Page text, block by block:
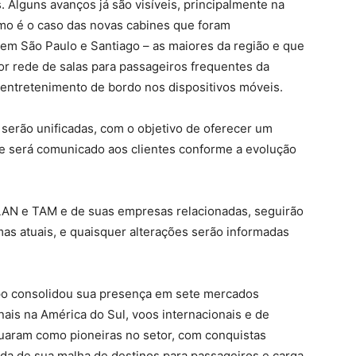
avanços já são visíveis, principalmente na
é o caso das novas cabines que foram
São Paulo e Santiago – as maiores da região e que
rede de salas para passageiros frequentes da
de bordo nos dispositivos móveis.
unificadas, com o objetivo de oferecer um
será comunicado aos clientes conforme a evolução
e TAM e de suas empresas relacionadas, seguirão
atuais, e quaisquer alterações serão informadas
consolidou sua presença em sete mercados
na América do Sul, voos internacionais e de
como pioneiras no setor, com conquistas